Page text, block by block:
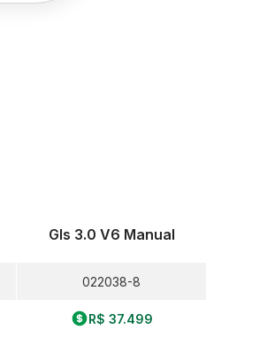
Gls 3.0 V6 Manual
022038-8
R$ 37.499